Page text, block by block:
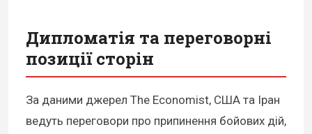
Дипломатія та переговорні
позиції сторін
За даними джерел The Economist, США та Іран
ведуть переговори про припинення бойових дій,